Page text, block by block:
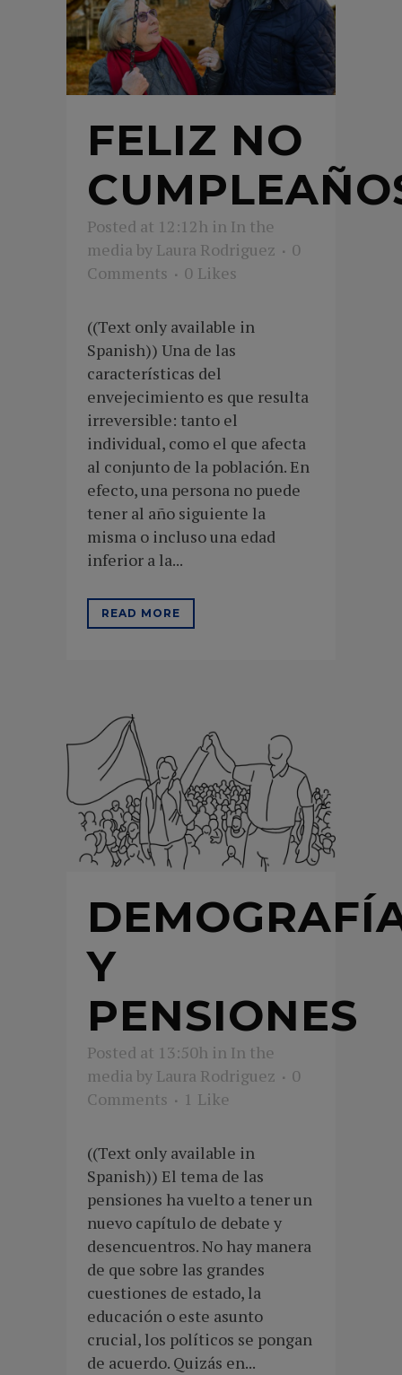
FELIZ NO
Posted at 12:12h in In the
media by Laura Rodriguez
0
Comments
0 Likes
((Text only available in
Spanish)) Una de las
características del
envejecimiento es que resulta
irreversible: tanto el
individual, como el que afecta
al conjunto de la población. En
efecto, una persona no puede
tener al año siguiente la
misma o incluso una edad
inferior a la...
READ MORE
Y
PENSIONES
Posted at 13:50h in In the
media by Laura Rodriguez
0
Comments
1 Like
((Text only available in
Spanish)) El tema de las
pensiones ha vuelto a tener un
nuevo capítulo de debate y
desencuentros. No hay manera
de que sobre las grandes
cuestiones de estado, la
educación o este asunto
crucial, los políticos se pongan
de acuerdo. Quizás en...